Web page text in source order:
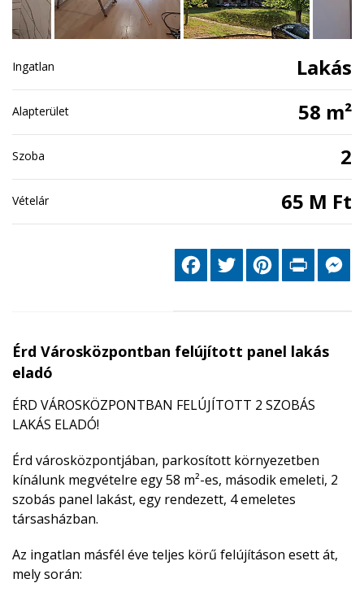
Ingatlan Lakás
Alapterület 58 m²
Szoba 2
Vételár 65 M Ft
FacebookTwitter PinterestPrint
Érd Városközpontban felújított panel lakás
eladó
ÉRD VÁROSKÖZPONTBAN FELÚJÍTOTT 2 SZOBÁS
LAKÁS ELADÓ!
Érd városközpontjában, parkosított környezetben
kínálunk megvételre egy 58 m²-es, második emeleti, 2
szobás panel lakást, egy rendezett, 4 emeletes
társasházban.
Az ingatlan másfél éve teljes körű felújításon esett át,
mely során: